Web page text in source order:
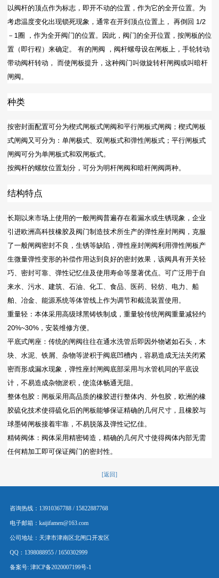
以阀杆的顶点作为标志，即开不动的位置，作为它的全开位置。为
考虑温度变化出现锁死现象，通常在开到顶点位置上， 再倒回 1/2
－1圈 ，作为全开阀门的位置。因此，阀门的全开位置，按闸板的位
置（即行程）来确定。 有的闸阀 ，阀杆螺母设在闸板上，手轮转动
带动阀杆转动， 而使闸板提升，这种阀门叫做旋转杆闸阀或叫暗杆
闸阀。
种类
按密封面配置可分为楔式闸板式闸阀和平行闸板式闸阀；楔式闸板
式闸阀又可分为：单闸极式、双闸板式和弹性闸板式；平行闸板式
闸阀可分为单闸板式和双闸板式。
按阀杆的螺纹位置划分，可分为明杆闸阀和暗杆闸阀两种。
结构特点
长期以来市场上使用的一般闸阀普遍存在着漏水或生锈现象，企业
引进欧洲高科技橡胶及阀门制造技术所生产的弹性座封闸阀，克服
了一般闸阀密封不良，生锈等缺陷，弹性座封闸阀利用弹性闸板产
生微量弹性变形的补偿作用达到良好的密封效果，该阀具有开关轻
巧、密封可靠、弹性记忆佳及使用寿命等显著优点。可广泛用于自
来水、污水、建筑、石油、化工、食品、医药、轻纺、电力、船
舶、冶金、能源系统等体管线上作为调节和截流装置使用。
重量轻：本体采用高级球黑铸铁制成，重量较传统闸阀重量减轻约
20%~30%，安装维修方便。
平底式闸座：传统的闸阀往往在通水洗管后即因外物诸如石头，木
块、水泥、铁屑、杂物等淤积于阀底凹槽内，容易造成无法关闭紧
密而形成漏水现象，弹性座封闸阀底部采用与水管机同的平底设
计，不易造成杂物淤积，使流体畅通无阻。
整体包胶：闸板采用高品质的橡胶进行整体内、外包胶，欧洲的橡
胶硫化技术使得硫化后的闸板能够保证精确的几何尺寸，且橡胶与
球墨铸闸板接着牢靠，不易脱落及弹性记忆佳。
精铸阀体：阀体采用精密铸造，精确的几何尺寸使得阀体内部无需
任何精加工即可保证阀门的密封性。
[返回]
咨询热线：13910367788 / 15822887768
电子邮箱：kaijifamen@163.com
公司地址：天津市津南区北闸口开发区
QQ：1398088955 / 1650302999
备案号: 津ICP备2020007199号-1